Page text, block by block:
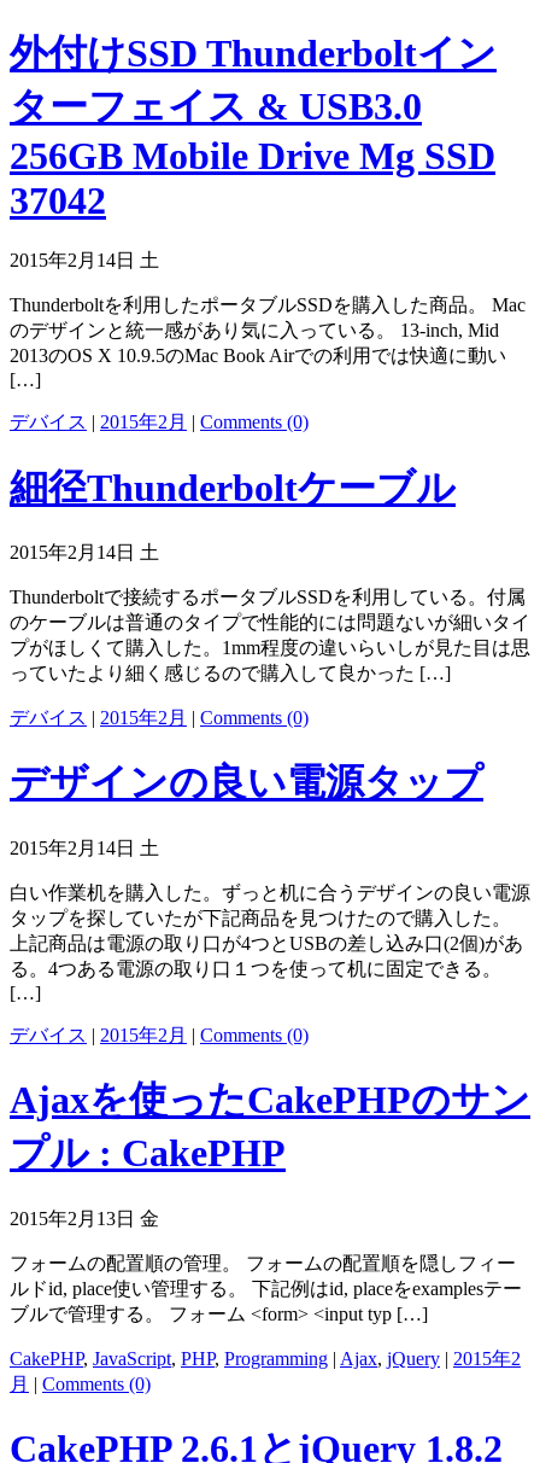
外付けSSD Thunderboltイン
ターフェイス & USB3.0
256GB Mobile Drive Mg SSD
37042
2015年2月14日 土
Thunderboltを利用したポータブルSSDを購入した商品。 Mac
のデザインと統一感があり気に入っている。 13-inch, Mid
2013のOS X 10.9.5のMac Book Airでの利用では快適に動い
[…]
デバイス | 2015年2月 | Comments (0)
細径Thunderboltケーブル
2015年2月14日 土
Thunderboltで接続するポータブルSSDを利用している。付属
のケーブルは普通のタイプで性能的には問題ないが細いタイ
プがほしくて購入した。1mm程度の違いらいしが見た目は思
っていたより細く感じるので購入して良かった […]
デバイス | 2015年2月 | Comments (0)
デザインの良い電源タップ
2015年2月14日 土
白い作業机を購入した。ずっと机に合うデザインの良い電源
タップを探していたが下記商品を見つけたので購入した。
上記商品は電源の取り口が4つとUSBの差し込み口(2個)があ
る。4つある電源の取り口１つを使って机に固定できる。
[…]
デバイス | 2015年2月 | Comments (0)
Ajaxを使ったCakePHPのサン
プル : CakePHP
2015年2月13日 金
フォームの配置順の管理。 フォームの配置順を隠しフィー
ルドid, place使い管理する。 下記例はid, placeをexamplesテー
ブルで管理する。 フォーム <form> <input typ […]
CakePHP, JavaScript, PHP, Programming | Ajax, jQuery | 2015年2
月 | Comments (0)
CakePHP 2.6.1とjQuery 1.8.2